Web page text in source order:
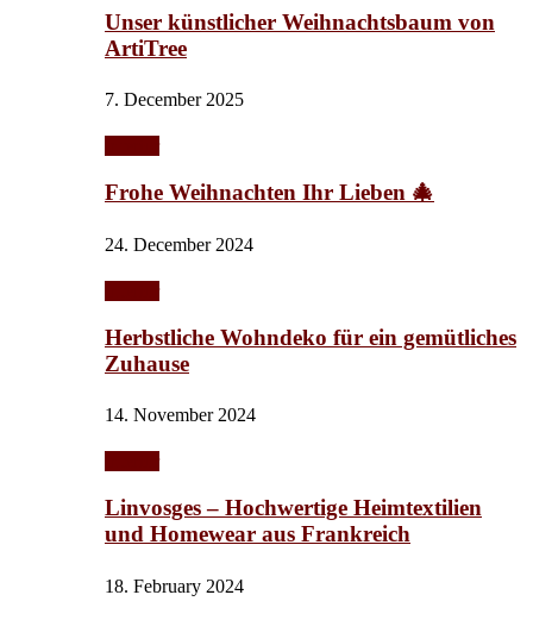
Unser künstlicher Weihnachtsbaum von
ArtiTree
7. December 2025
Frohe Weihnachten Ihr Lieben 🎄
24. December 2024
Herbstliche Wohndeko für ein gemütliches
Zuhause
14. November 2024
Linvosges – Hochwertige Heimtextilien
und Homewear aus Frankreich
18. February 2024